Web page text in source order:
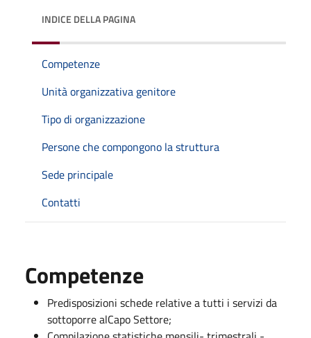
INDICE DELLA PAGINA
Competenze
Unità organizzativa genitore
Tipo di organizzazione
Persone che compongono la struttura
Sede principale
Contatti
Competenze
Predisposizioni schede relative a tutti i servizi da
sottoporre alCapo Settore;